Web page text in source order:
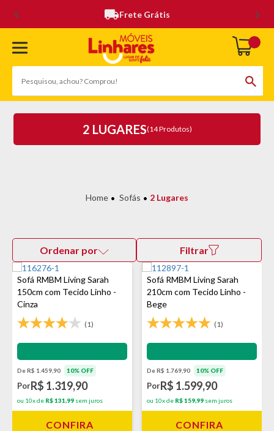
Frete Grátis
2 LUGARES(14 Produtos)
Sofás 2 Lugares
Ordenar por Filtrar
Sofá RMBM Living Sarah
150cm com Tecido Linho -
Cinza
(1)
Impermeabilização - VEDA
De R$ 1.459,90 10% OFF
PorR$ 1.319,90
ou 10x de R$ 131,99 sem juros
CONFIRA
Sofá RMBM Living Sarah
210cm com Tecido Linho -
Bege
(1)
Impermeabilização - VEDA
De R$ 1.769,90 10% OFF
PorR$ 1.599,90
ou 10x de R$ 159,99 sem juros
CONFIRA